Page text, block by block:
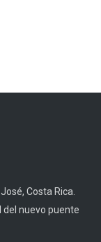
Costa Rica.
del nuevo puente